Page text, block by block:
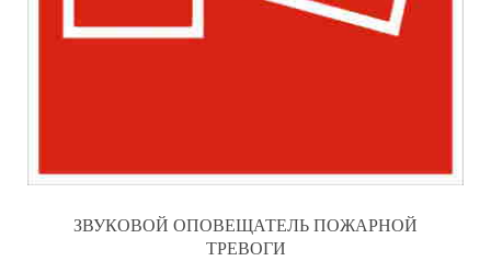
ЗВУКОВОЙ ОПОВЕЩАТЕЛЬ ПОЖАРНОЙ
ТРЕВОГИ